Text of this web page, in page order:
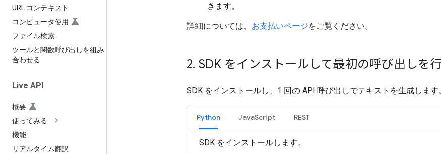
URL コンテキスト
コンピュータ使用
ファイル検索
ツールと関数呼び出しを組み
合わせる
Live API
概要
使ってみる
機能
リアルタイム翻訳
きます。
詳細については、 お支払いページをご覧ください。
2. SDK をインストールして最初の呼び出しを
SDK をインストールし、1 回の API 呼び出しでテキストを生成します
Python JavaScript REST
SDK をインストールします。